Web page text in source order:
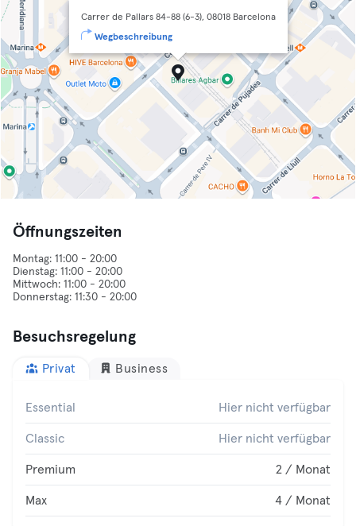
Carrer de Pallars 84-88 (6-3), 08018 Barcelona
Wegbeschreibung
Öffnungszeiten
Montag: 11:00 - 20:00
Dienstag: 11:00 - 20:00
Mittwoch: 11:00 - 20:00
Besuchsregelung
Privat Business
Essential Hier nicht verfügbar
Classic Hier nicht verfügbar
Premium 2 / Monat
Max 4 / Monat